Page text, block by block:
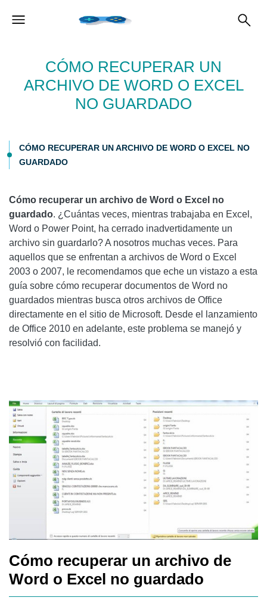
CÓMO RECUPERAR UN
ARCHIVO DE WORD O EXCEL
NO GUARDADO
CÓMO RECUPERAR UN ARCHIVO DE WORD O EXCEL NO
GUARDADO
Cómo recuperar un archivo de Word o Excel no
guardado. ¿Cuántas veces, mientras trabajaba en Excel,
Word o Power Point, ha cerrado inadvertidamente un
archivo sin guardarlo? A nosotros muchas veces. Para
aquellos que se enfrentan a archivos de Word o Excel
2003 o 2007, le recomendamos que eche un vistazo a esta
guía sobre cómo recuperar documentos de Word no
guardados mientras busca otros archivos de Office
directamente en el sitio de Microsoft. Desde el lanzamiento
de Office 2010 en adelante, este problema se manejó y
resolvió con facilidad.
Cómo recuperar un archivo de
Word o Excel no guardado